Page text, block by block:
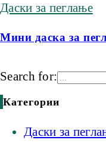
Даски за пеглање
Мини даска за
Search for:
Категории
Даски за